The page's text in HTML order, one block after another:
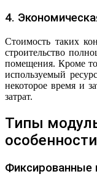
4.
Стоимость таких
строительство
помещения. Кроме
используемый
некоторое время и
затрат.
Типы
особенности
Фиксированные